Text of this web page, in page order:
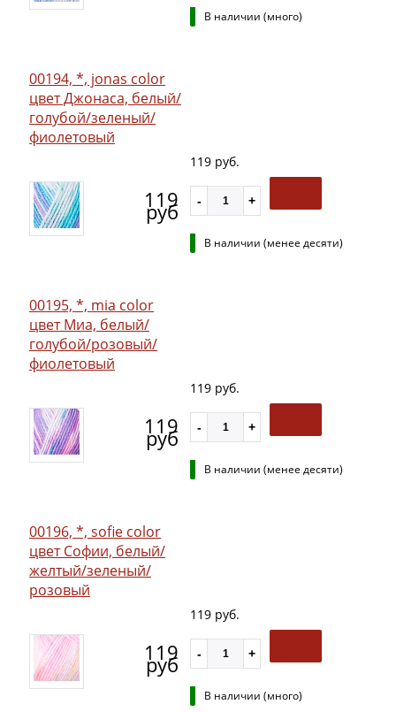
В наличии (много)
00194, *, jonas color
цвет Джонаса, белый/
голубой/зеленый/
фиолетовый
119
руб
119 руб.
В наличии (менее десяти)
00195, *, mia color
цвет Миа, белый/
голубой/розовый/
фиолетовый
119
руб
119 руб.
В наличии (менее десяти)
00196, *, sofie color
цвет Софии, белый/
желтый/зеленый/
розовый
119
руб
119 руб.
В наличии (много)